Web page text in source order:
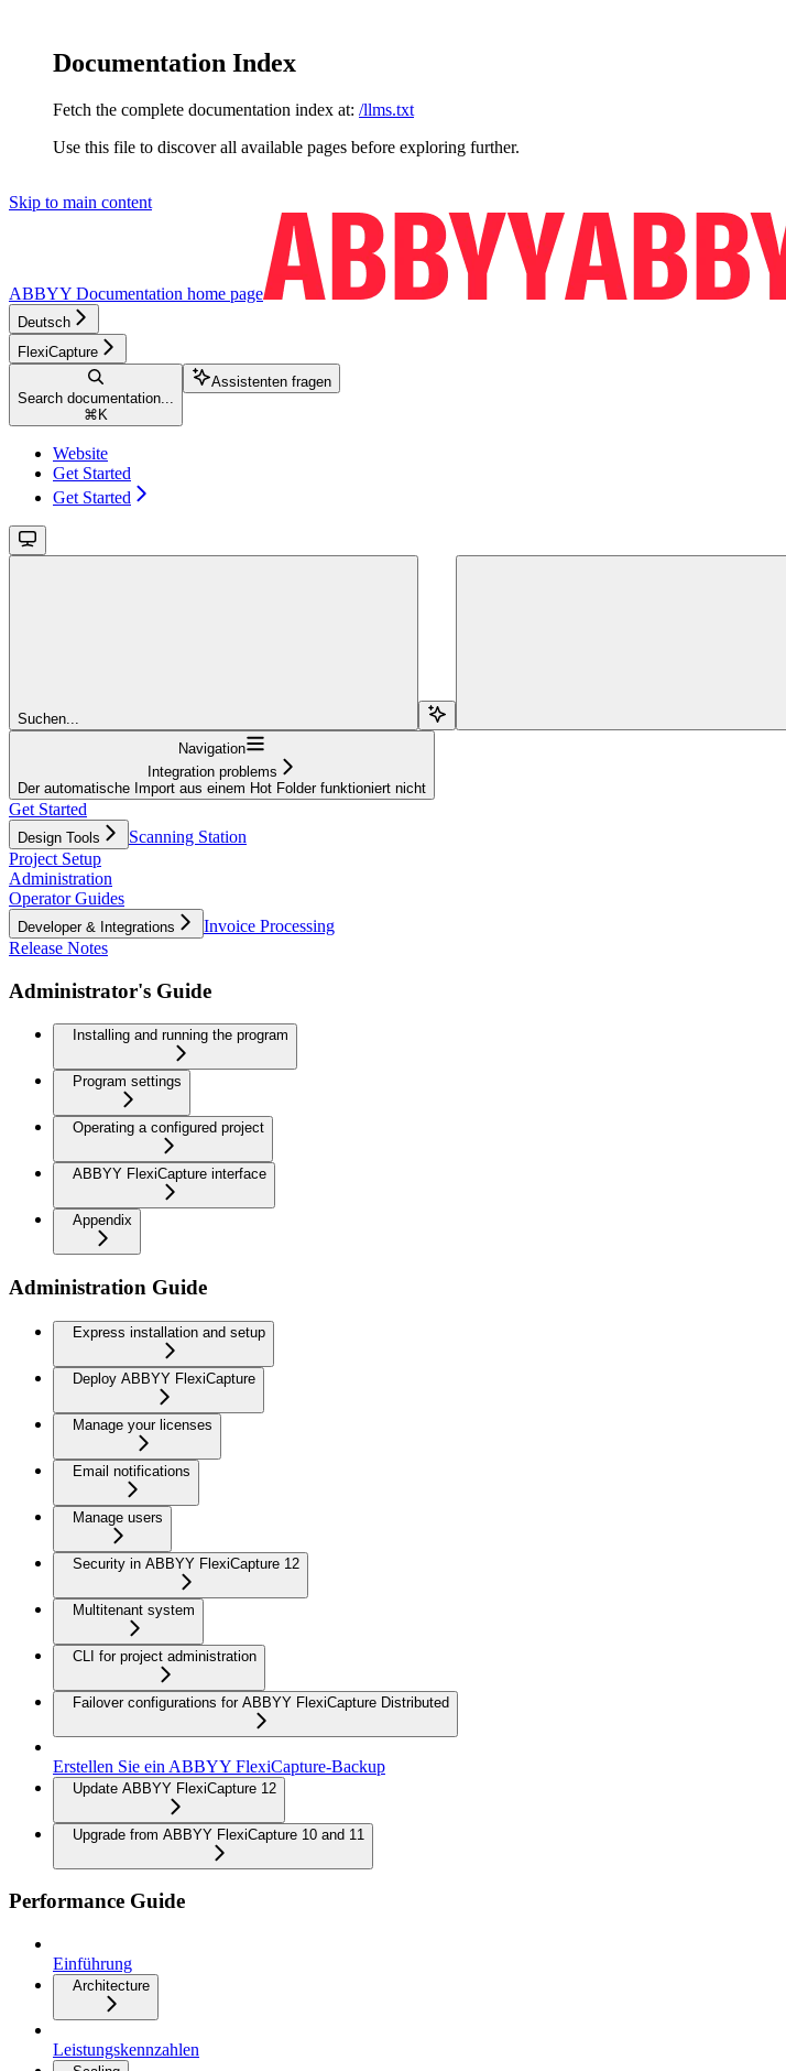
Documentation Index
Fetch the complete documentation index at: /llms.txt
Use this file to discover all available pages before exploring further.
Skip to main content
ABBYY Documentation home page
Deutsch
FlexiCapture
Search documentation...
⌘ K
Assistenten fragen
Website
Get Started
Get Started
Suchen...
Navigation
Integration problems
Der automatische Import aus einem Hot Folder funktioniert nicht
Get Started
Design Tools
Scanning Station
Project Setup
Administration
Operator Guides
Developer & Integrations
Invoice Processing
Release Notes
Administrator's Guide
Installing and running the program
Program settings
Operating a configured project
ABBYY FlexiCapture interface
Appendix
Administration Guide
Express installation and setup
Deploy ABBYY FlexiCapture
Manage your licenses
Email notifications
Manage users
Security in ABBYY FlexiCapture 12
Multitenant system
CLI for project administration
Failover configurations for ABBYY FlexiCapture Distributed
Erstellen Sie ein ABBYY FlexiCapture-Backup
Update ABBYY FlexiCapture 12
Upgrade from ABBYY FlexiCapture 10 and 11
Performance Guide
Einführung
Architecture
Leistungskennzahlen